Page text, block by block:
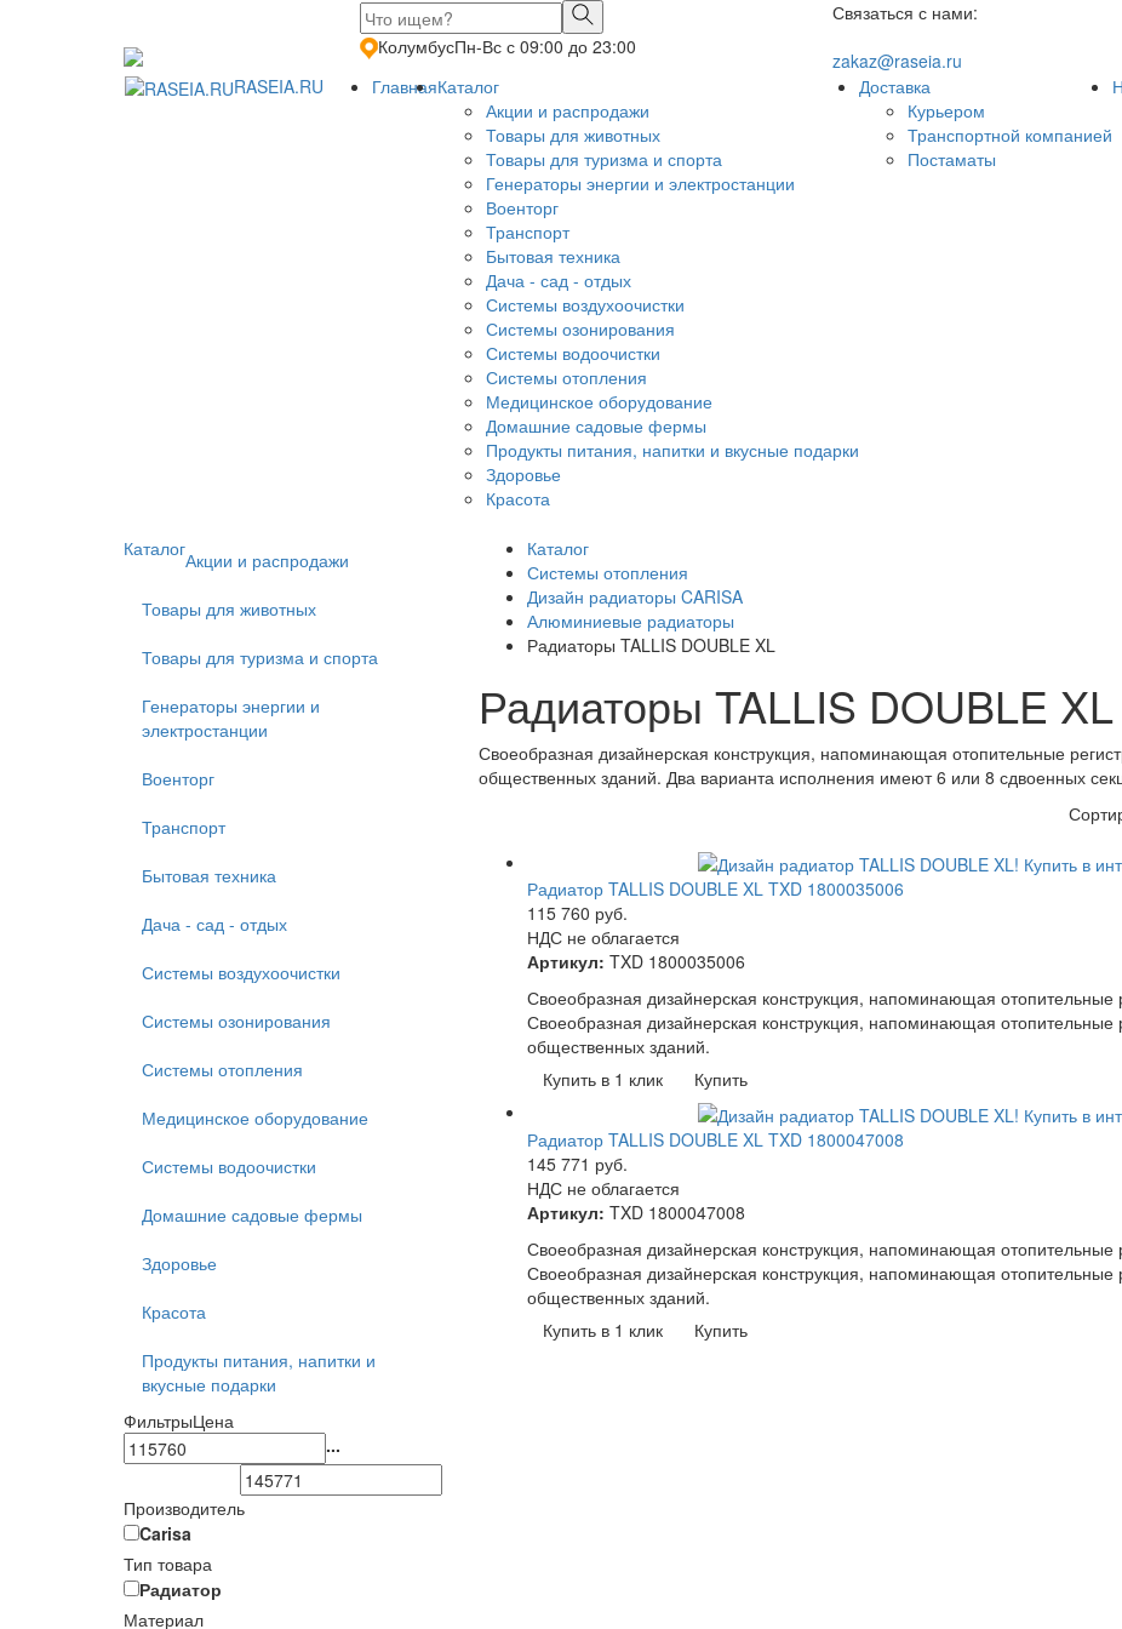
КолумбусПн-Вс с 09:00 до 23:00
Связаться с нами:
zakaz@raseia.ru
RASEIA.RU ГлавнаяКаталог
Акции и распродажи
Товары для животных
Товары для туризма и спорта
Генераторы энергии и электростанции
Военторг
Транспорт
Бытовая техника
Дача - сад - отдых
Системы воздухоочистки
Системы озонирования
Системы водоочистки
Системы отопления
Медицинское оборудование
Домашние садовые фермы
Продукты питания, напитки и вкусные подарки
Здоровье
Красота
Доставка
Курьером
Транспортной компанией
Постаматы
КаталогАкции и распродажи
Товары для животных
Товары для туризма и спорта
Генераторы энергии и
электростанции
Военторг
Транспорт
Бытовая техника
Дача - сад - отдых
Системы воздухоочистки
Системы озонирования
Системы отопления
Медицинское оборудование
Системы водоочистки
Домашние садовые фермы
Здоровье
Красота
Продукты питания, напитки и
вкусные подарки
ФильтрыЦена
...
Производитель
Carisa
Тип товара
Радиатор
Материал
Каталог
Системы отопления
Дизайн радиаторы CARISA
Алюминиевые радиаторы
Радиаторы TALLIS DOUBLE XL
Радиаторы TALLIS DOUBLE XL
Своеобразная дизайнерская конструкция, напоминающая отопительные
общественных зданий. Два варианта исполнения имеют 6 или 8 сдвоенных
Радиатор TALLIS DOUBLE XL TXD 1800035006
115 760 руб.
НДС не облагается
Артикул: TXD 1800035006
Своеобразная дизайнерская конструкция, напоминающая
Своеобразная дизайнерская конструкция, напоминающая
общественных зданий.
Купить в 1 клик
Купить
Радиатор TALLIS DOUBLE XL TXD 1800047008
145 771 руб.
НДС не облагается
Артикул: TXD 1800047008
Своеобразная дизайнерская конструкция, напоминающая
Своеобразная дизайнерская конструкция, напоминающая
общественных зданий.
Купить в 1 клик
Купить